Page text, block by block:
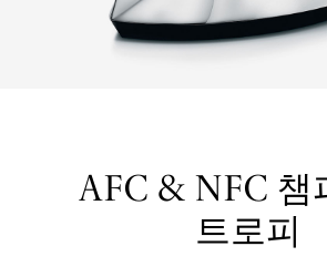
AFC & NFC 챔
트로피